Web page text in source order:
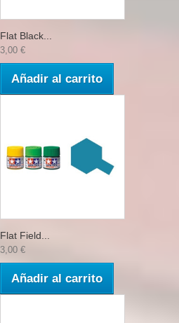
Flat Black...
3,00 €
Añadir al carrito
Flat Field...
3,00 €
Añadir al carrito